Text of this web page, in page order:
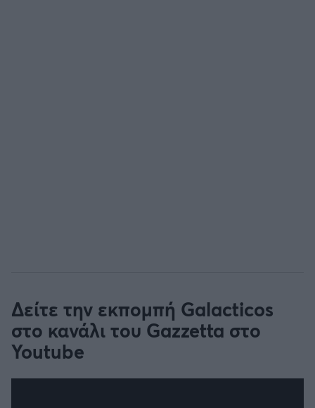
Δείτε την εκπομπή Galacticos
στο κανάλι του Gazzetta στο
Youtube